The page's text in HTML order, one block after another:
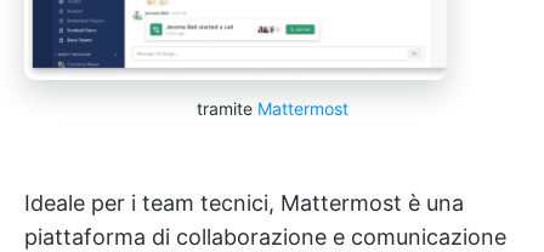
tramite Mattermost
Ideale per i team tecnici, Mattermost è una
piattaforma di collaborazione e comunicazione